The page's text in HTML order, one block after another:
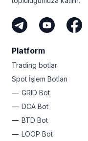
Platform
Trading botlar
Spot İşlem Botları
GRID Bot
DCA Bot
BTD Bot
LOOP Bot